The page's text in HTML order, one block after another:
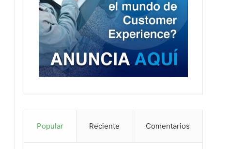
Popular Reciente Comentarios